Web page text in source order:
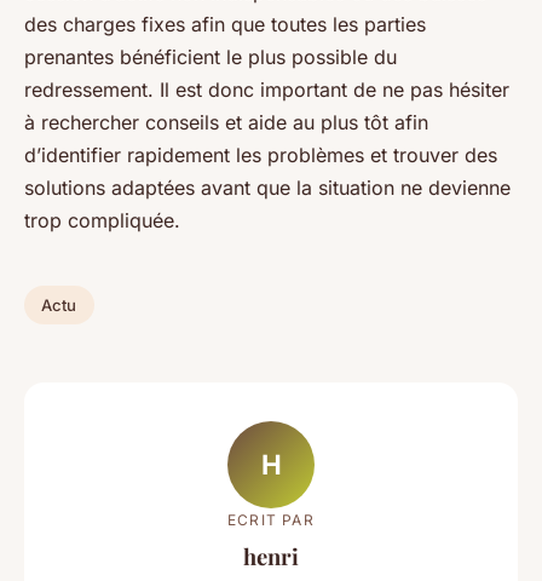
des charges fixes afin que toutes les parties
prenantes bénéficient le plus possible du
redressement. Il est donc important de ne pas hésiter
à rechercher conseils et aide au plus tôt afin
d’identifier rapidement les problèmes et trouver des
solutions adaptées avant que la situation ne devienne
trop compliquée.
Actu
H
ECRIT PAR
henri